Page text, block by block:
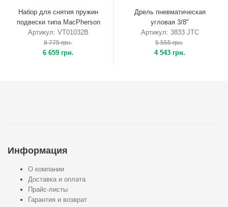
Набор для снятия пружин
подвески типа MacPherson
Артикул: VT01032B
8 775 грн.
6 659 грн.
Дрель пневматическая
угловая 3/8"
Артикул: 3833 JTC
5 555 грн.
4 543 грн.
Информация
О компании
Доставка и оплата
Прайс-листы
Гарантия и возврат